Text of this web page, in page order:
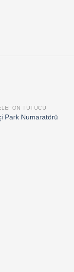
wishlist
TUTUCU
Park Numaratörü